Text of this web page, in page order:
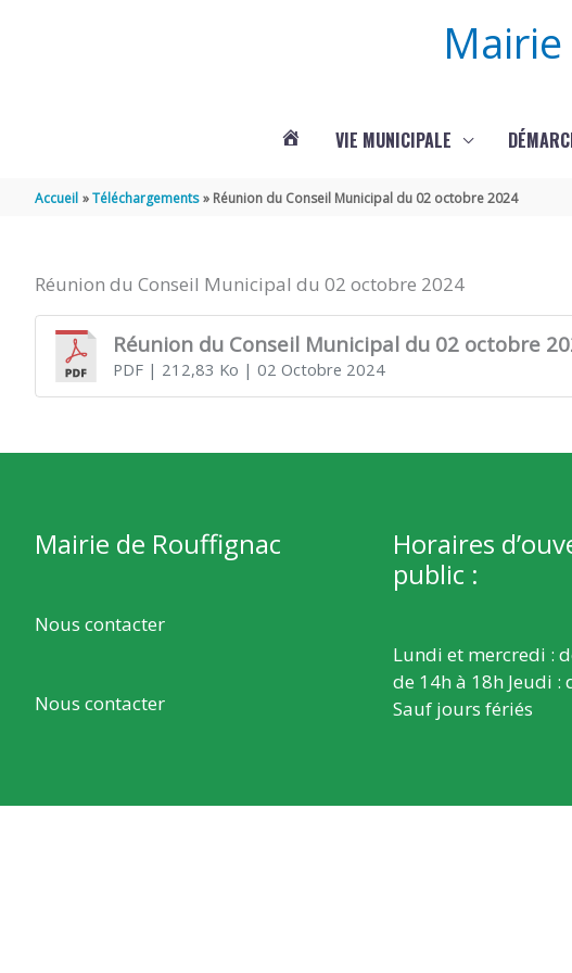
Mairie
ROUFFIGNAC
VIE MUNICIPALE
Accueil Téléchargements Réunion du Conseil Municipal du 02 octobre 2024
Réunion du Conseil Municipal du 02 octobre 2024
Réunion du Conseil Municipal du 02 octobre
PDF| 212,83 Ko | 02 Octobre 2024
Mairie de Rouffignac
Nous contacter
Nous contacter
Horaires
public :
Lundi et mercredi :
de 14h à 18h Jeudi :
Sauf jours fériés